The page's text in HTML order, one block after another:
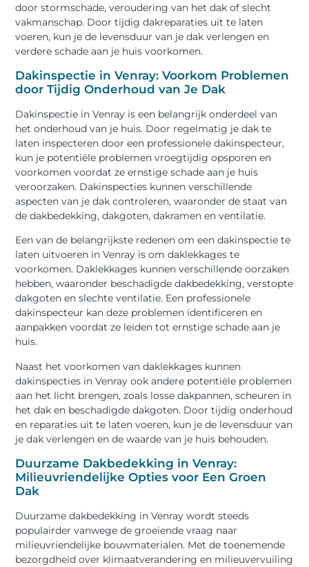
door stormschade, veroudering van het dak of slecht
vakmanschap. Door tijdig dakreparaties uit te laten
voeren, kun je de levensduur van je dak verlengen en
verdere schade aan je huis voorkomen.
Dakinspectie in Venray: Voorkom Problemen
door Tijdig Onderhoud van Je Dak
Dakinspectie in Venray is een belangrijk onderdeel van
het onderhoud van je huis. Door regelmatig je dak te
laten inspecteren door een professionele dakinspecteur,
kun je potentiële problemen vroegtijdig opsporen en
voorkomen voordat ze ernstige schade aan je huis
veroorzaken. Dakinspecties kunnen verschillende
aspecten van je dak controleren, waaronder de staat van
de dakbedekking, dakgoten, dakramen en ventilatie.
Een van de belangrijkste redenen om een dakinspectie te
laten uitvoeren in Venray is om daklekkages te
voorkomen. Daklekkages kunnen verschillende oorzaken
hebben, waaronder beschadigde dakbedekking, verstopte
dakgoten en slechte ventilatie. Een professionele
dakinspecteur kan deze problemen identificeren en
aanpakken voordat ze leiden tot ernstige schade aan je
huis.
Naast het voorkomen van daklekkages kunnen
dakinspecties in Venray ook andere potentiële problemen
aan het licht brengen, zoals losse dakpannen, scheuren in
het dak en beschadigde dakgoten. Door tijdig onderhoud
en reparaties uit te laten voeren, kun je de levensduur van
je dak verlengen en de waarde van je huis behouden.
Duurzame Dakbedekking in Venray:
Milieuvriendelijke Opties voor Een Groen
Dak
Duurzame dakbedekking in Venray wordt steeds
populairder vanwege de groeiende vraag naar
milieuvriendelijke bouwmaterialen. Met de toenemende
bezorgdheid over klimaatverandering en milieuvervuiling